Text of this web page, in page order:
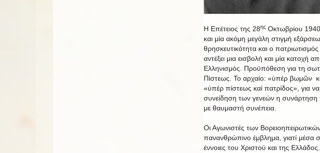
Η Επέτειος της 28ηςΟκτωβρίου 1940
και μία ακόμη μεγάλη στιγμή
θρησκευτικότητα και ο
αντέξει μια εισβολή και μία κατοχή
Ελληνισμός. Προϋπόθεση για τη
Πίστεως. Το αρχαίο: «ὑπέρ βωμῶν
«ὑπέρ πίστεως καί πατρίδος», για
συνείδηση των γενεών η συνάρτηση
με θαυμαστή συνέπεια.
Οι Αγωνιστές των
πανανθρώπινο έμβλημα, γιατί μέσα
έννοιες του Χριστού και της